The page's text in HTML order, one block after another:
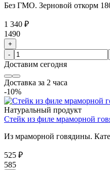
Без ГМО. Зерновой откорм
1 340 ₽
1490
+
-
Доставим сегодня
Доставка за 2 часа
-10%
Натуральный продукт
Стейк из филе мраморной
Из мраморной говядины.
525 ₽
585